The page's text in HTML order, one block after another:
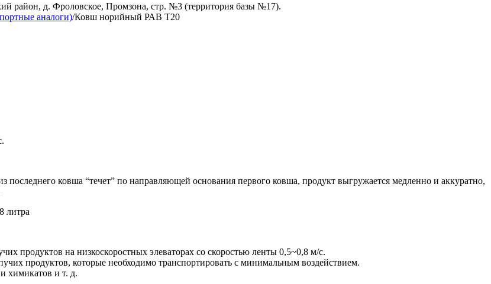
район, д. Фроловское, Промзона, стр. №3 (территория базы №17).
аналоги)/Ковш норийный РАВ Т20
ковша “течет” по направляющей основания первого ковша, продукт выгружается медленно и аккуратно,
литра
продуктов на низкоскоростных элеваторах со скоростью ленты 0,5~0,8 м/с.
продуктов, которые необходимо транспортировать с минимальным воздействием.
химикатов и т. д.